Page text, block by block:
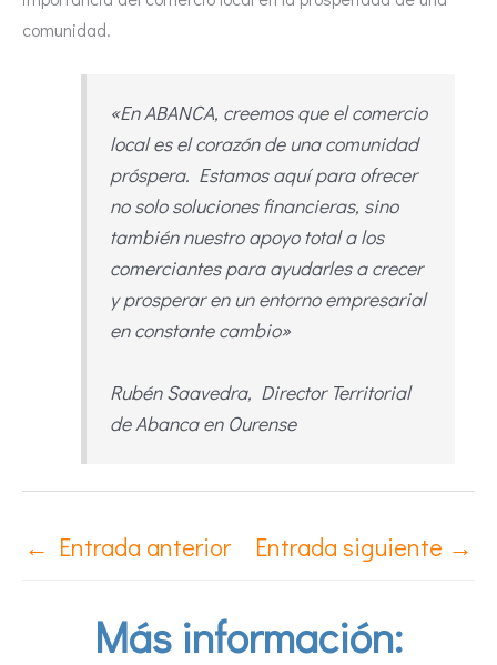
comunidad.
«En ABANCA, creemos que el comercio
local es el corazón de una comunidad
próspera. Estamos aquí para ofrecer
no solo soluciones financieras, sino
también nuestro apoyo total a los
comerciantes para ayudarles a crecer
y prosperar en un entorno empresarial
en constante cambio»
Rubén Saavedra, Director Territorial
de Abanca en Ourense
← Entrada anterior Entrada siguiente →
Más información: